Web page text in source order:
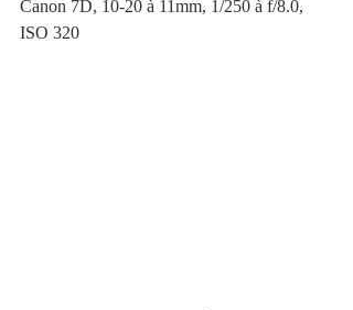
Canon 7D, 10-20 à 11mm, 1/250 à f/8.0,
ISO 320